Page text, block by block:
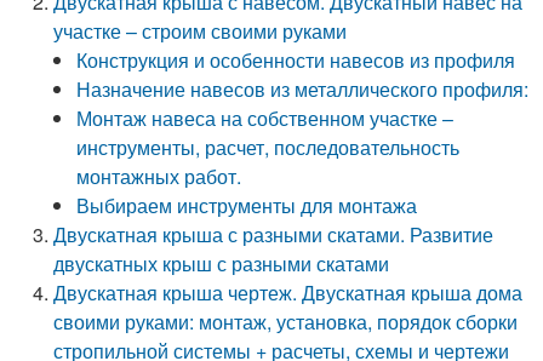
участке – строим своими руками
Конструкция и особенности навесов из профиля
Назначение навесов из металлического профиля:
Монтаж навеса на собственном участке –
инструменты, расчет, последовательность
монтажных работ.
Выбираем инструменты для монтажа
Двускатная крыша с разными скатами. Развитие
двускатных крыш с разными скатами
Двускатная крыша чертеж. Двускатная крыша дома
своими руками: монтаж, установка, порядок сборки
стропильной системы + расчеты, схемы и чертежи